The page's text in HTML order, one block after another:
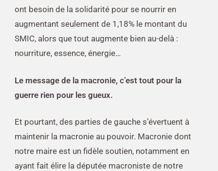
ont besoin de la solidarité pour se nourrir en
augmentant seulement de 1,18% le montant du
SMIC, alors que tout augmente bien au-delà :
nourriture, essence, énergie…
Le message de la macronie, c’est tout pour la
guerre rien pour les gueux.
Et pourtant, des parties de gauche s’évertuent à
maintenir la macronie au pouvoir. Macronie dont
notre maire est un fidèle soutien, notamment en
ayant fait élire la députée macroniste de notre